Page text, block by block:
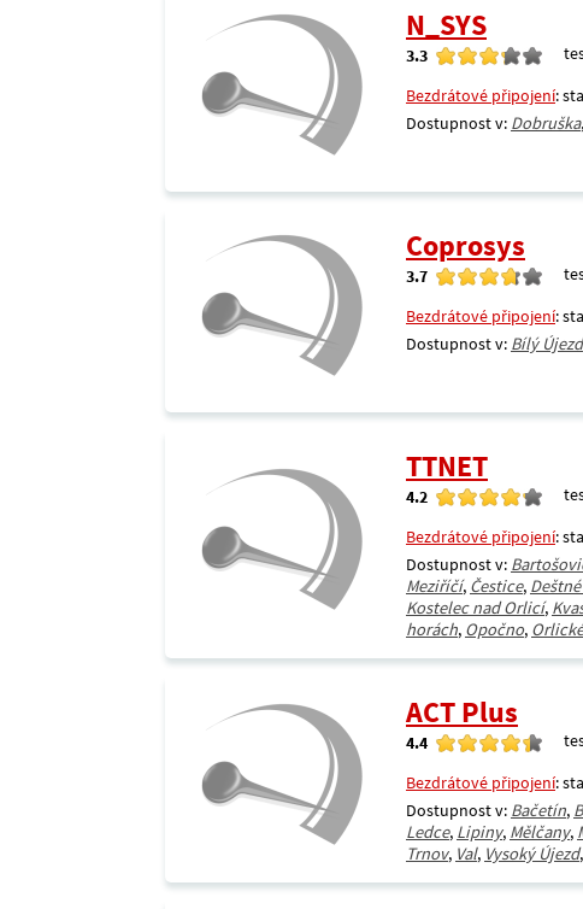
N_SYS
3.3
Bezdrátové připojení:
Dostupnost v: Dobruška,
Coprosys
3.7
Bezdrátové připojení:
Dostupnost v: Bílý Újezd
TTNET
4.2
Bezdrátové připojení:
Dostupnost v:
Meziříčí, Čestice,
Kostelec nad Orlicí,
horách, Opočno,
ACT Plus
4.4
Bezdrátové připojení:
Dostupnost v: Bačetín,
Ledce, Lipiny, Mělčany,
Trnov, Val, Vysoký Újezd,